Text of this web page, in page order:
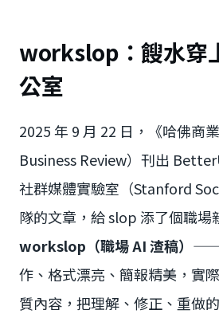
workslop：餿水穿
公室
2025 年 9 月 22 日，《哈佛商
Business Review）刊出
社群媒體實驗室（Stanford
隊的文章，給 slop 添了個職場
workslop（職場 AI 渣稿） ——
作、格式漂亮、簡報精美，實
質內容，把理解、修正、重做